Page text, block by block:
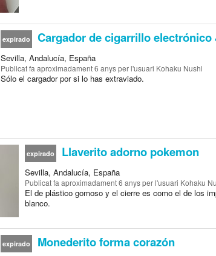
expirado Cargador de cigarrillo electrónico
Sevilla, Andalucía, España
Publicatfa aproximadament 6 anysper l'usuari Kohaku Nushi
Sólo el cargador por si lo has extraviado.
expirado Llaverito adorno pokemon
Sevilla, Andalucía, España
Publicatfa aproximadament 6 anysper l'usuari Kohaku
El de plástico gomoso y el cierre es como el de los
blanco.
expirado Monederito forma corazón